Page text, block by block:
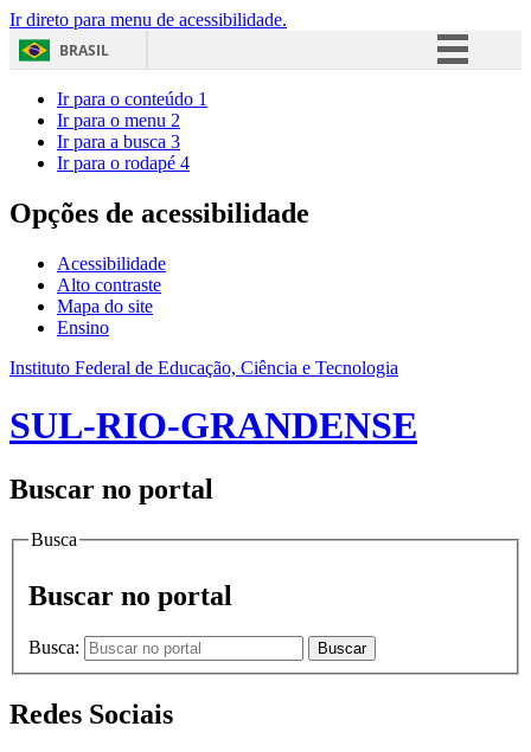
Ir direto para menu de acessibilidade.
BRASIL
Acesso à informação
Ir para o conteúdo 1
Ir para o menu 2
Ir para a busca 3
Ir para o rodapé 4
Opções de acessibilidade
Acessibilidade
Alto contraste
Mapa do site
Ensino
Instituto Federal de Educação, Ciência e Tecnologia
SUL-RIO-GRANDENSE
Buscar no portal
Busca
Buscar no portal
Busca: Buscar
Redes Sociais